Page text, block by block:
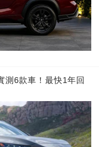
測6款車！最快1年回